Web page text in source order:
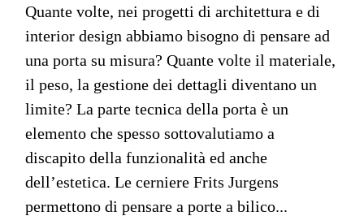
Quante volte, nei progetti di architettura e di
interior design abbiamo bisogno di pensare ad
una porta su misura? Quante volte il materiale,
il peso, la gestione dei dettagli diventano un
limite? La parte tecnica della porta è un
elemento che spesso sottovalutiamo a
discapito della funzionalità ed anche
dell’estetica. Le cerniere Frits Jurgens
permettono di pensare a porte a bilico...